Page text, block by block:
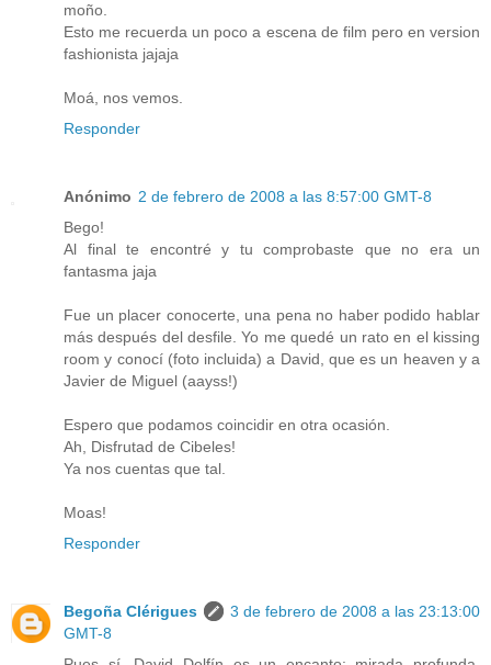
moño.
Esto me recuerda un poco a escena de film pero en version
fashionista jajaja
Moá, nos vemos.
Responder
Anónimo 2 de febrero de 2008 a las 8:57:00 GMT-8
Bego!
Al final te encontré y tu comprobaste que no era un
fantasma jaja
Fue un placer conocerte, una pena no haber podido hablar
más después del desfile. Yo me quedé un rato en el kissing
room y conocí (foto incluida) a David, que es un heaven y a
Javier de Miguel (aayss!)
Espero que podamos coincidir en otra ocasión.
Ah, Disfrutad de Cibeles!
Ya nos cuentas que tal.
Moas!
Responder
Begoña Clérigues
3 de febrero de 2008 a las 23:13:00
GMT-8